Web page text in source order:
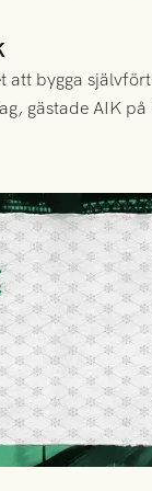
att bygga
gästade AIK
hotande i